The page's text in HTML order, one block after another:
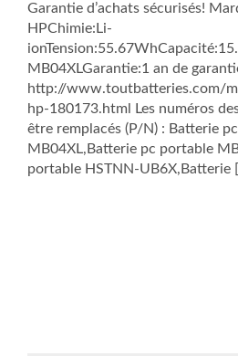
Garantie d’achats sécurisés!
HPChimie:Li-
MB04XLGarantie:1 an de
http://www.toutbatteries.com/
hp-180173.html Les numéros
être remplacés (P/N) : Batterie
MB04XL,Batterie pc portable
portable HSTNN-UB6X,Batterie